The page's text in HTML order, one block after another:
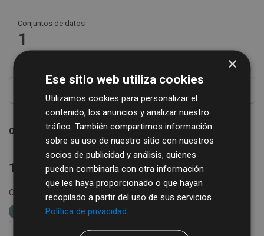
Conjuntos de datos
1
Ordenar por
1 conjunto de datos encontrado
Organizaciones: REGTSA Grupos:
etiquetas:
REGTSA
economía
FILTRAR RESULTADOS
×
Ese sitio web utiliza cookies
Utilizamos cookies para personalizar el
contenido, los anuncios y analizar nuestro
tráfico. También compartimos información
sobre su uso de nuestro sitio con nuestros
socios de publicidad y análisis, quienes
pueden combinarla con otra información
que les haya proporcionado o que hayan
recopilado a partir del uso de sus servicios.
Política de privacidad